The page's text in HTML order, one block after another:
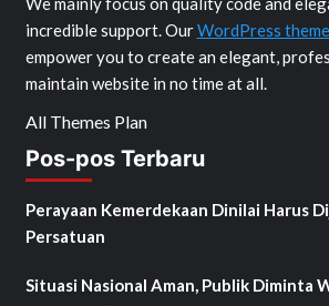
incredible support. OurWordPress
empower you to create an elegant,
maintain website in no time at all.
All Themes Plan
Pos-pos Terbaru
Perayaan Kemerdekaan Dinilai Harus
Persatuan
Situasi Nasional Aman, Publik Diminta